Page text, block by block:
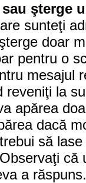
şterge
sunteţi
doar
pentru o
mesajul
reveniţi la
apărea
dacă
să
că
a răspuns.